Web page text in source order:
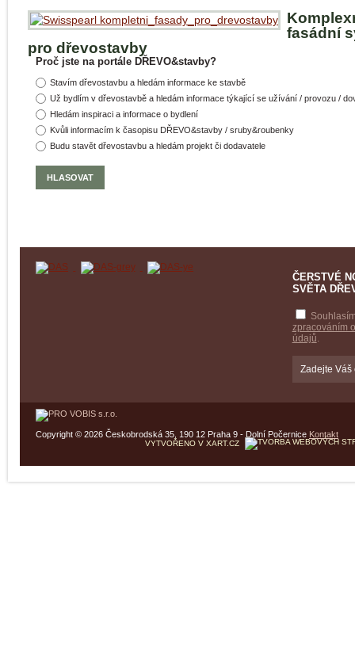
fasádní
pro dřevostavby
Proč jste na portále DŘEVO&stavby?
Stavím dřevostavbu a hledám informace ke stavbě
Už bydlím v dřevostavbě a hledám informace týkající se užívání / provozu /
Hledám inspiraci a informace o bydlení
Kvůli informacím k časopisu DŘEVO&stavby / sruby&roubenky
Budu stavět dřevostavbu a hledám projekt či dodavatele
ČERSTVÉ
SVĚTA
zpracováním
údajů
Copyright © 2026 Českobrodská 35, 190 12 Praha 9 - Dolní Počernice Kontakt
VYTVOŘENO V XART.CZ